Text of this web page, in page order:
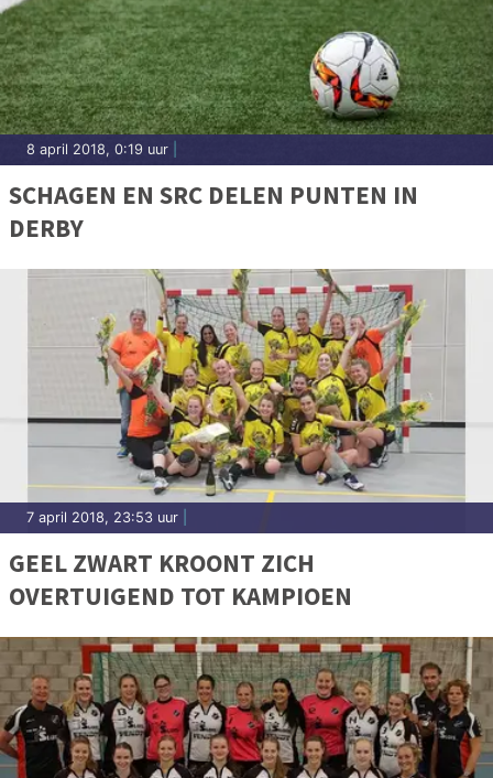
8 april 2018, 0:19 uur
SCHAGEN EN SRC DELEN PUNTEN IN
DERBY
7 april 2018, 23:53 uur
GEEL ZWART KROONT ZICH
OVERTUIGEND TOT KAMPIOEN